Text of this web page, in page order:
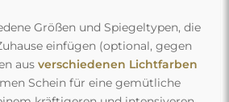
Größen und Spiegeltypen, die
einfügen (optional, gegen
aus verschiedenen Lichtfarben
Schein für eine gemütliche